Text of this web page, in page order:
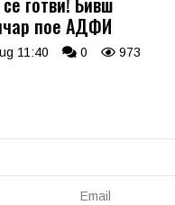
пое АДФИ
11:40 0 973
Email